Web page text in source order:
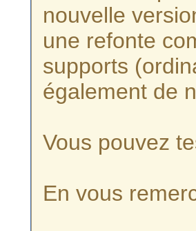
nouvelle
une refonte
supports
également de
Vous pouvez
En vous